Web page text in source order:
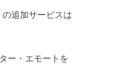
追加サービスは
ー・エモートを